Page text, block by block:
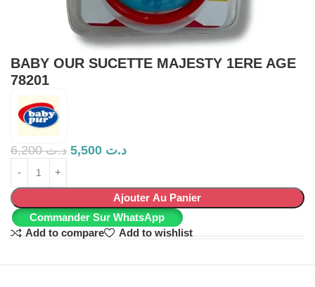
BABY OUR SUCETTE MAJESTY 1ERE AGE
78201
د.ت6,200 د.ت
Ajouter Au Panier
Commander Sur WhatsApp
Add to compare
Add to wishlist